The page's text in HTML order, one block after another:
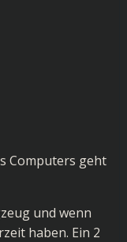
Computers geht
und wenn
haben. Ein 2